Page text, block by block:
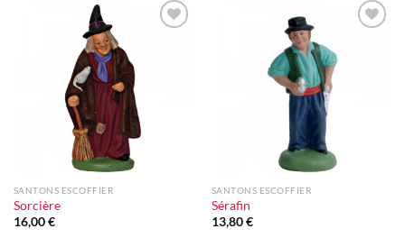
SANTONS ESCOFFIER
Sorcière
16,00€
SANTONS ESCOFFIER
Sérafin
13,80€